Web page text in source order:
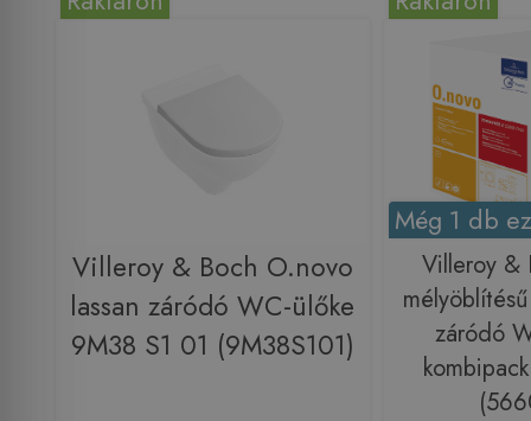
Villeroy & Boch O.novo
lassan záródó WC-ülőke
9M38 S1 01 (9M38S101)
Még 1 db
Villeroy &
záródó